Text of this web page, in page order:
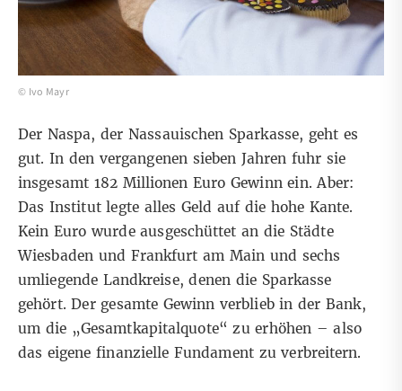
© Ivo Mayr
Der Naspa, der Nassauischen Sparkasse, geht es
gut. In den vergangenen sieben Jahren fuhr sie
insgesamt 182 Millionen Euro Gewinn ein. Aber:
Das Institut legte alles Geld auf die hohe Kante.
Kein Euro wurde ausgeschüttet an die Städte
Wiesbaden und Frankfurt am Main und sechs
umliegende Landkreise, denen die Sparkasse
gehört. Der gesamte Gewinn verblieb in der Bank,
um die „Gesamtkapitalquote“ zu erhöhen – also
das eigene finanzielle Fundament zu verbreitern.